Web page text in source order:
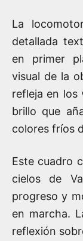
La
detallada
en primer
visual de la
refleja en los
brillo que
colores fríos
Este cuadro
cielos de
progreso y
en marcha.
reflexión